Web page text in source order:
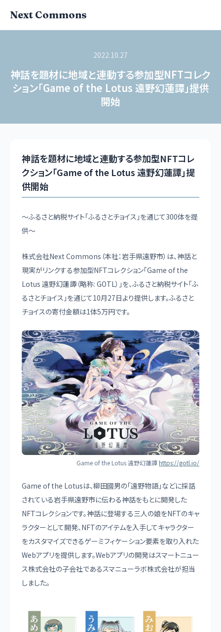
Next Commons
2022.10.27
神話を題材に地域と連動する参加型NFTコレク
ション「Game of the Lotus 遠野幻蓮譚」提供
開始
神話を題材に地域と連動する参加型NFTコレ
クション「Game of the Lotus 遠野幻蓮譚」提
供開始
～ふるさと納税サイト「ふるさとチョイス」を通じて300体を提
供～
株式会社Next Commons（本社：岩手県遠野市）は、神話と
現実がリンクする参加型NFTコレクション「Game of the
Lotus 遠野幻蓮譚（略称: GOTL）」を、ふるさと納税サイト「ふ
るさとチョイス」を通じて10月27日より提供します。ふるさと
チョイスの寄付金額は1体5万円です。
Game of the Lotus 遠野幻蓮譚https://gotl.io/
Game of the Lotusは、柳田國男の「遠野物語」などに採話
されている岩手県遠野市に伝わる神話をもとに開発した
NFTコレクションです。神話に登場する三人の娘をNFTのキャ
ラクターとして開発、NFTのアイテムを入手してキャラクター
をカスタマイズできるゲーミフィケーション要素を取り入れた
Webアプリを提供します。Webアプリの開発はスマートニュー
ス株式会社の子会社であるスマニューラボ株式会社が担当
しました。